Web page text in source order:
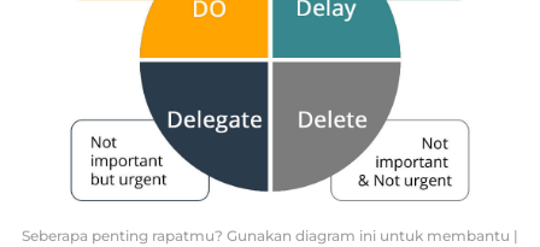
Seberapa penting rapatmu? Gunakan diagram ini untuk membantu |